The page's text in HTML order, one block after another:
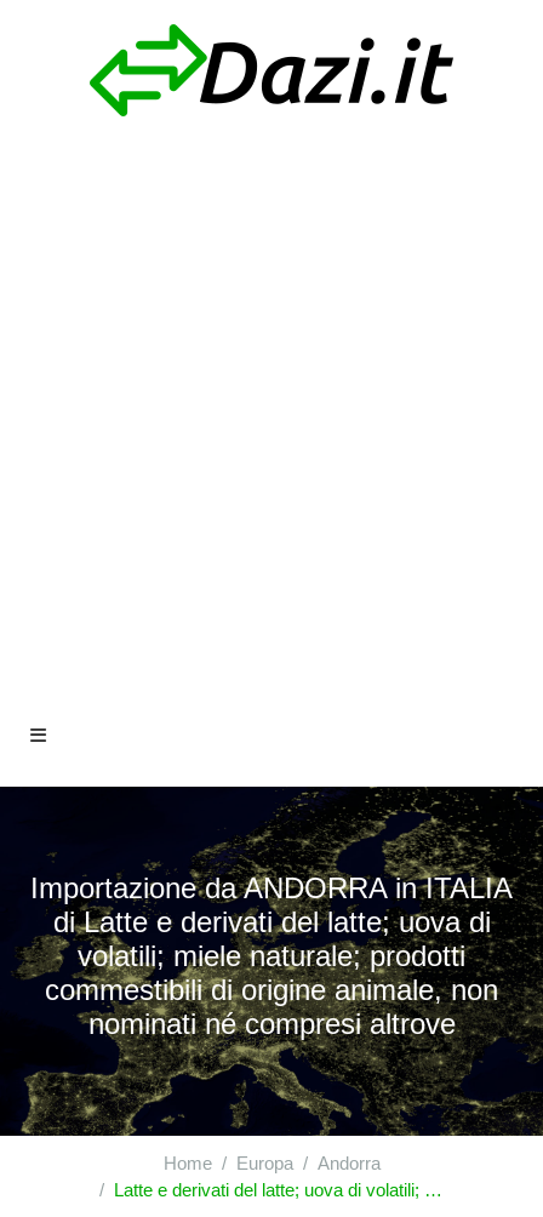
Importazione da ANDORRA in ITALIA
di Latte e derivati del latte; uova di
volatili; miele naturale; prodotti
commestibili di origine animale, non
nominati né compresi altrove
Home Europa
Andorra
Latte e derivati del latte; uova di volatili; miele naturale; prodotti commestibili di origine animale, non nominati né compresi altrove